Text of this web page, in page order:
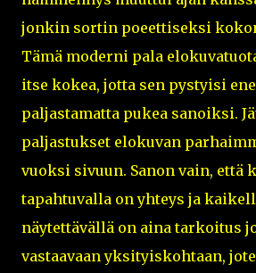
jonkin sortin poeettiseksi
Tämä moderni pala
itse kokea, jotta sen pystyisi
paljastamatta pukea sanoiksi.
paljastukset elokuvan
vuoksi sivuun. Sanon vain, että
tapahtuvalla on yhteys ja
näytettävällä on aina tarkoitus
vastaavaan yksityiskohtaan,